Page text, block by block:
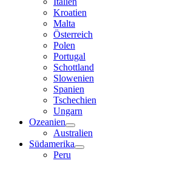
Kroatien
Malta
Österreich
Polen
Portugal
Schottland
Slowenien
Spanien
Tschechien
Ungarn
Ozeanien
Australien
Südamerika
Peru